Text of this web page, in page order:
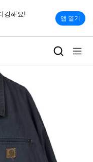
깅해요!
앱 열기